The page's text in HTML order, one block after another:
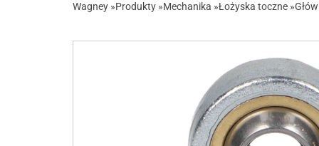
Wagney »Produkty »Mechanika »Łożyska toczne »